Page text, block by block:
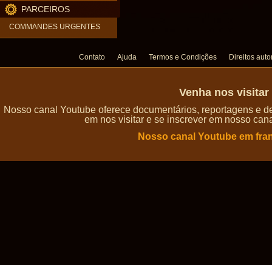
PARCEIROS
COMMANDES URGENTES
Contato Ajuda Termos e Condições Direitos
Venha nos
Nosso canal Youtube oferece documentários, reportagens e
em nos visitar e se inscrever em nosso
Nosso canal Youtube em